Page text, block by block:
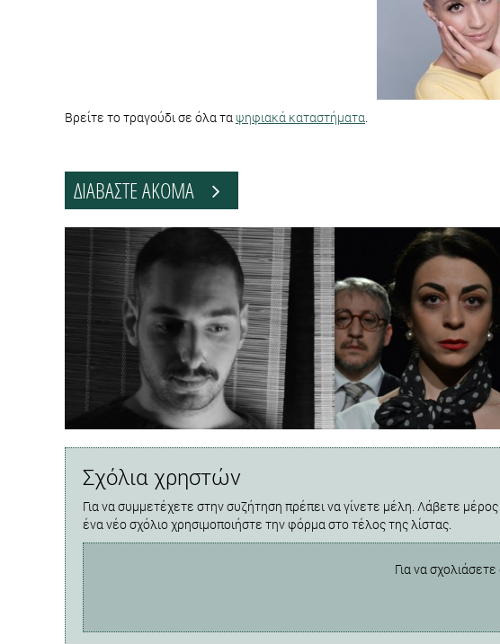
Βρείτε το τραγούδι σε όλα ταψηφιακά καταστήματα.
ΔΙΑΒΑΣΤΕ ΑΚΟΜΑ
Σχόλια χρηστών
Για να συμμετέχετε στην συζήτηση πρέπει να γίνετε μέλη. Λάβετε
ένα νέο σχόλιο χρησιμοποιήστε την φόρμα στο τέλος της λίστας.
Για να